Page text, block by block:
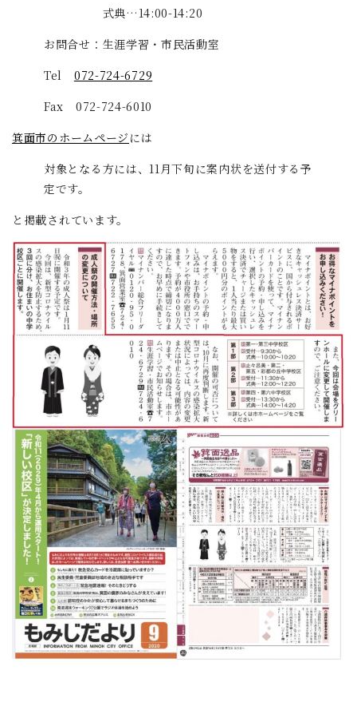
式典…14:00-14:20
お問合せ：生涯学習・市民活動室
Tel 072-724-6729
Fax 072-724-6010
箕面市のホームページ には
対象となる方には、11月下旬に案内状を送付する予
定です。
と掲載されています。